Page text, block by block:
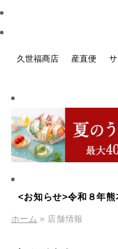
久世福商店 産直便
<お知らせ>令和８年
ホーム » 店舗情報